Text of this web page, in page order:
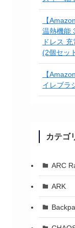
【
温熱機能
ドレス
(2個セッ
【
イレブラ
カテゴ
ARC
ARK